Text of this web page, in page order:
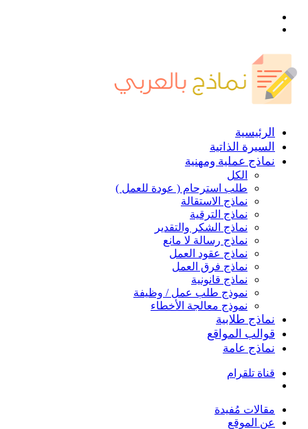
الرئيسية
السيرة الذاتية
نماذج عملية ومهنية
الكل
طلب استرحام ( عودة للعمل )
نماذج الاستقالة
نماذج الترقية
نماذج الشكر والتقدير
نماذج رسالة لا مانع
نماذج عقود العمل
نماذج فرق العمل
نماذج قانونية
نموذج طلب عمل / وظيفة
نموذج معالجة الأخطاء
نماذج طلابية
قوالب المواقع
نماذج عامة
قناة تلقرام
مقالات مُفيدة
عن الموقع